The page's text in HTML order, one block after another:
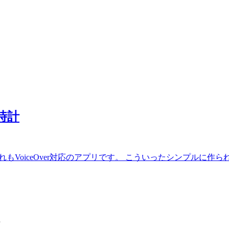
計
VoiceOver対応のアプリです。 こういったシンプルに作ら